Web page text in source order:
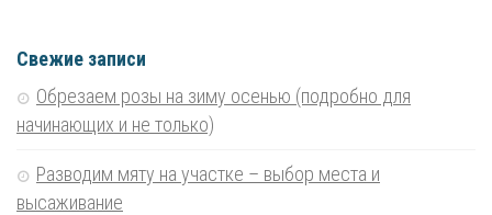
Свежие записи
Обрезаем розы на зиму осенью (подробно для
начинающих и не только)
Разводим мяту на участке – выбор места и
высаживание